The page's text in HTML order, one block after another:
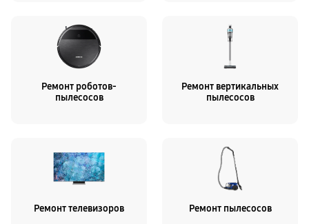
Ремонт роботов-
пылесосов
Ремонт вертикальных
пылесосов
Ремонт телевизоров Ремонт пылесосов